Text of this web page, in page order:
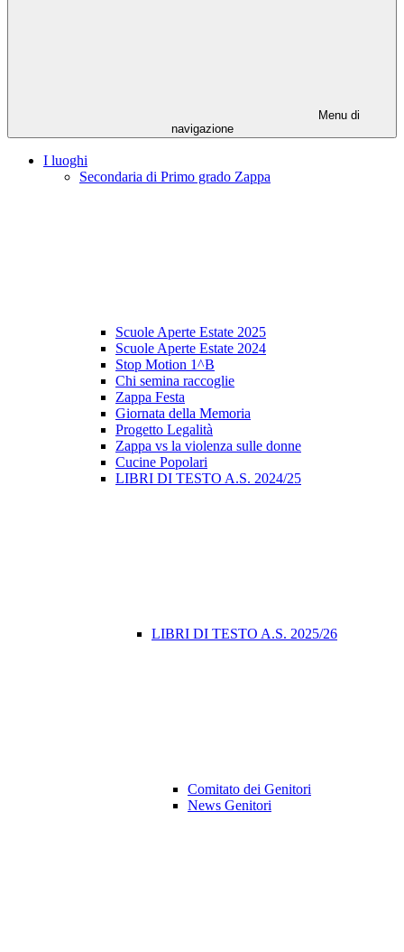
Menu di
navigazione
I luoghi
Secondaria di Primo grado Zappa
Scuole Aperte Estate 2025
Scuole Aperte Estate 2024
Stop Motion 1^B
Chi semina raccoglie
Zappa Festa
Giornata della Memoria
Progetto Legalità
Zappa vs la violenza sulle donne
Cucine Popolari
LIBRI DI TESTO A.S. 2024/25
LIBRI DI TESTO A.S. 2025/26
Comitato dei Genitori
News Genitori